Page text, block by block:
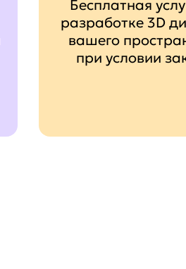
Бесплатная
разработке 3D
вашего
при условии